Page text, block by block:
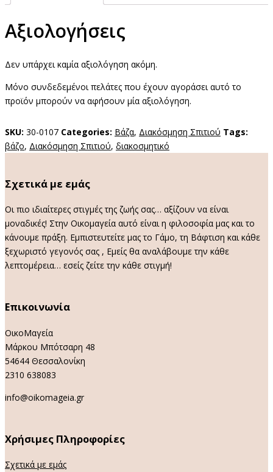
Αξιολογήσεις
Δεν υπάρχει καμία αξιολόγηση ακόμη.
Μόνο συνδεδεμένοι πελάτες που έχουν αγοράσει αυτό το
προϊόν μπορούν να αφήσουν μία αξιολόγηση.
SKU: 30-0107 Categories: Βάζα, Διακόσμηση Σπιτιού Tags:
βάζο, Διακόσμηση Σπιτιού, διακοσμητικό
Σχετικά με εμάς
Οι πιο ιδιαίτερες στιγμές της ζωής σας… αξίζουν να είναι
μοναδικές! Στην Οικομαγεία αυτό είναι η φιλοσοφία μας και το
κάνουμε πράξη. Εμπιστευτείτε μας το Γάμο, τη Βάφτιση και κάθε
ξεχωριστό γεγονός σας , Εμείς θα αναλάβουμε την κάθε
λεπτομέρεια… εσείς ζείτε την κάθε στιγμή!
Επικοινωνία
ΟικοΜαγεία
Μάρκου Μπότσαρη 48
54644 Θεσσαλονίκη
2310 638083
info@oikomageia.gr
Χρήσιμες Πληροφορίες
Σχετικά με εμάς